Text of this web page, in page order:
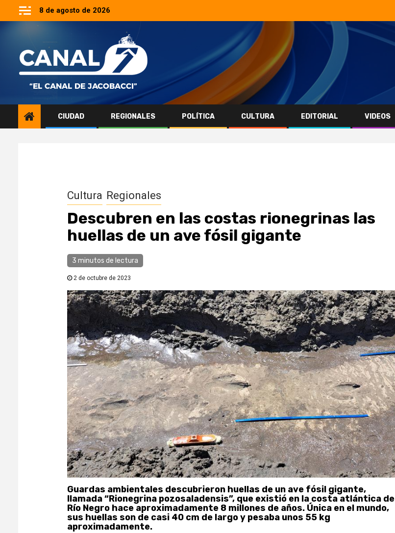
8 de agosto de 2026
CIUDAD REGIONALES POLÍTICA CULTURA EDITORIAL VIDEOS
Cultura Regionales
Descubren en las costas rionegrinas las
huellas de un ave fósil gigante
3 minutos de lectura
2 de octubre de 2023
Guardas ambientales descubrieron huellas de un ave fósil gigante,
llamada “Rionegrina pozosaladensis”, que existió en la costa atlántica de
Río Negro hace aproximadamente 8 millones de años. Única en el mundo,
sus huellas son de casi 40 cm de largo y pesaba unos 55 kg
aproximadamente.